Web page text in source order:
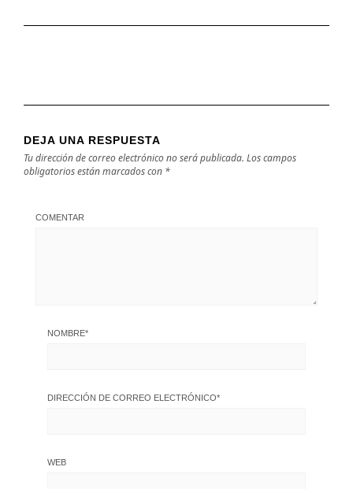
DEJA UNA RESPUESTA
Tu dirección de correo electrónico no será publicada. Los campos
obligatorios están marcados con *
COMENTAR
NOMBRE*
DIRECCIÓN DE CORREO ELECTRÓNICO*
WEB